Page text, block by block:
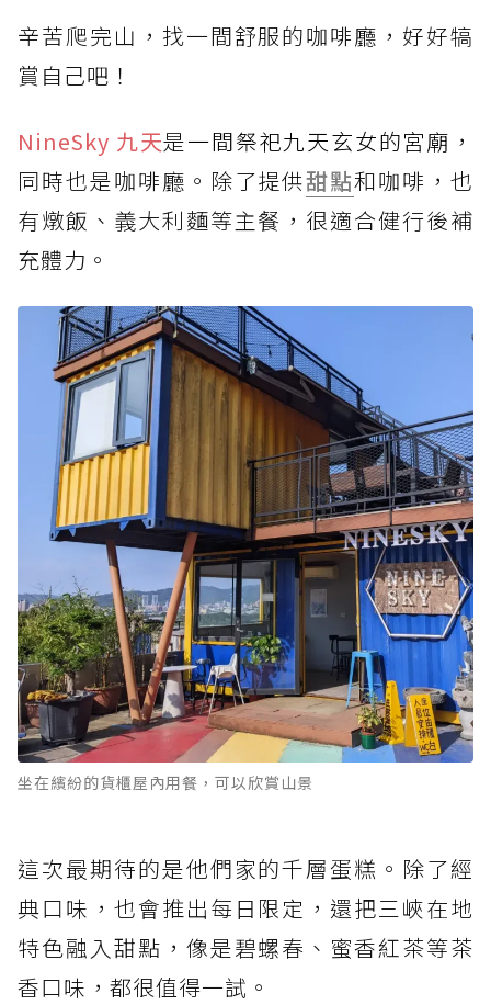
辛苦爬完山，找一間舒服的咖啡廳，好好犒
賞自己吧！
NineSky 九天是一間祭祀九天玄女的宮廟 ，
同時也是咖啡廳。除了提供甜點和咖啡，也
有燉飯、義大利麵等主餐，很適合健行後補
充體力。
坐在繽紛的貨櫃屋內用餐，可以欣賞山景
這次最期待的是他們家的千層蛋糕。除了經
典口味，也會推出每日限定，還把三峽在地
特色融入甜點，像是碧螺春、蜜香紅茶等茶
香口味，都很值得一試。